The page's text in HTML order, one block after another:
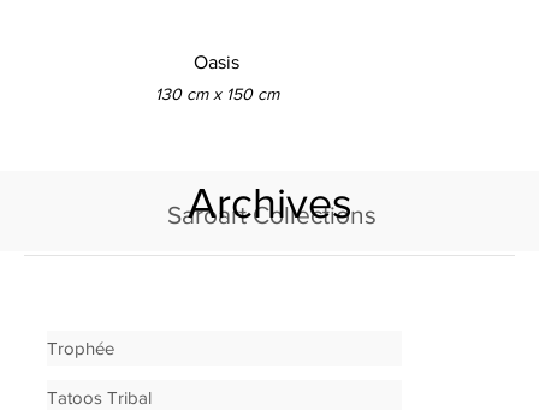
Oasis
130 cm x 150 cm
Trophée
Tatoos Tribal
Saroart Collections
Archives